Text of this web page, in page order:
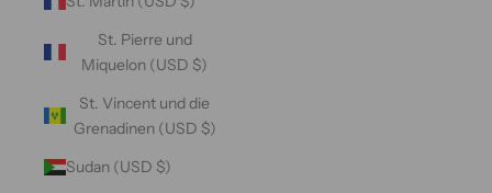
St. Pierre und
Miquelon (USD $)
St. Vincent und die
Grenadinen (USD $)
Sudan (USD $)